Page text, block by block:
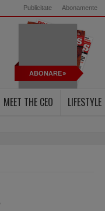
Publicitate Abonamente
ABONARE
MEET THE CEO LIFESTYLE